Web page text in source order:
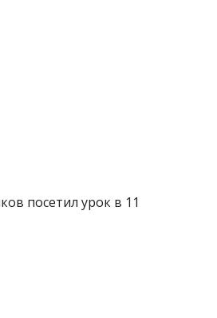
посетил урок в 11